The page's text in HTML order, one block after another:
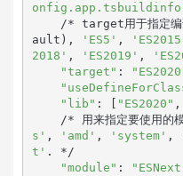
/* target用于指定
ault),
'ES5' ,
2018' , 'ES2019' ,
"target" :
"lib" : [ "ES2020" ,
/* 用来指定要使用
s' , 'amd' , 'system' ,
t' . */
"module" :